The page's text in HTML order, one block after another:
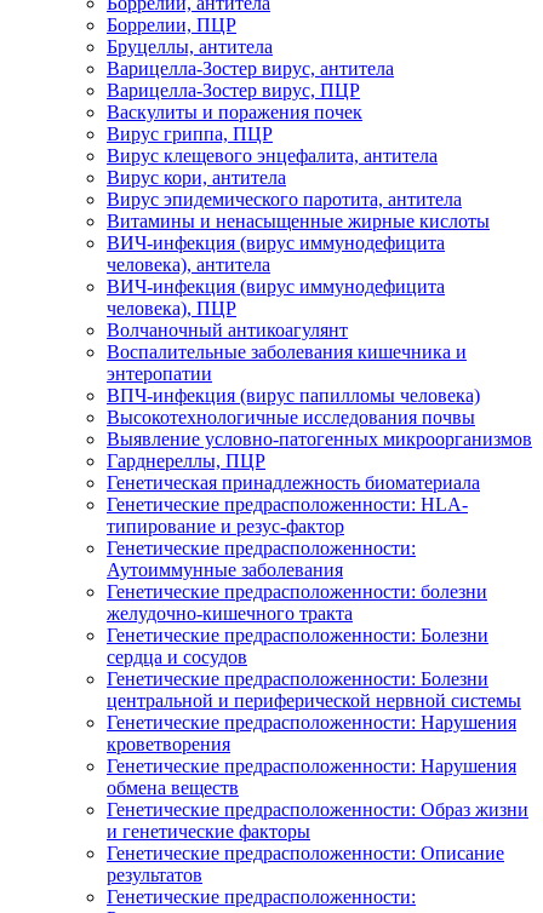
Боррелии, ПЦР
Бруцеллы, антитела
Варицелла-Зостер вирус, антитела
Варицелла-Зостер вирус, ПЦР
Васкулиты и поражения почек
Вирус гриппа, ПЦР
Вирус клещевого энцефалита, антитела
Вирус кори, антитела
Вирус эпидемического паротита, антитела
Витамины и ненасыщенные жирные кислоты
ВИЧ-инфекция (вирус иммунодефицита
человека), антитела
ВИЧ-инфекция (вирус иммунодефицита
человека), ПЦР
Волчаночный антикоагулянт
Воспалительные заболевания кишечника и
энтеропатии
ВПЧ-инфекция (вирус папилломы человека)
Высокотехнологичные исследования почвы
Выявление условно-патогенных микроорганизмов
Гарднереллы, ПЦР
Генетическая принадлежность биоматериала
Генетические предрасположенности: HLA-
типирование и резус-фактор
Генетические предрасположенности:
Аутоиммунные заболевания
Генетические предрасположенности: болезни
желудочно-кишечного тракта
Генетические предрасположенности: Болезни
сердца и сосудов
Генетические предрасположенности: Болезни
центральной и периферической нервной системы
Генетические предрасположенности: Нарушения
кроветворения
Генетические предрасположенности: Нарушения
обмена веществ
Генетические предрасположенности: Образ жизни
и генетические факторы
Генетические предрасположенности: Описание
результатов
Генетические предрасположенности: